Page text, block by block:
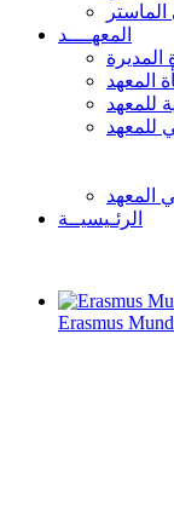
المعهــــد
المديرة
المعهد
للمعهد
للمعهد
المعهد
الرئـيسيــة
Erasmus